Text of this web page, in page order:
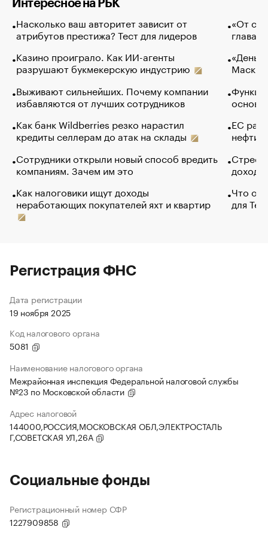
Интересное на РБК
Насколько ваш авторитет зависит от
атрибутов престижа? Тест для лидеров
Казино проиграло. Как ИИ-агенты
разрушают букмекерскую индустрию
Выживают сильнейших. Почему компании
избавляются от лучших сотрудников
Как банк Wildberries резко нарастил
кредиты селлерам до атак на склады
Сотрудники открыли новый способ вредить
компаниям. Зачем им это
Как налоговики ищут доходы
неработающих покупателей яхт и квартир
«От
глава
Маск в
основ
ЕС
нефти
Что
для
Регистрация ФНС
Дата регистрации
19 ноября 2025
Код налогового органа
5081
Наименование налогового органа
Межрайонная инспекция Федеральной налоговой службы
№23 по Московской области
Адрес налоговой
144000,РОССИЯ,МОСКОВСКАЯ ОБЛ,ЭЛЕКТРОСТАЛЬ
Г,СОВЕТСКАЯ УЛ,26А
Социальные фонды
Регистрационный номер СФР
1227909858